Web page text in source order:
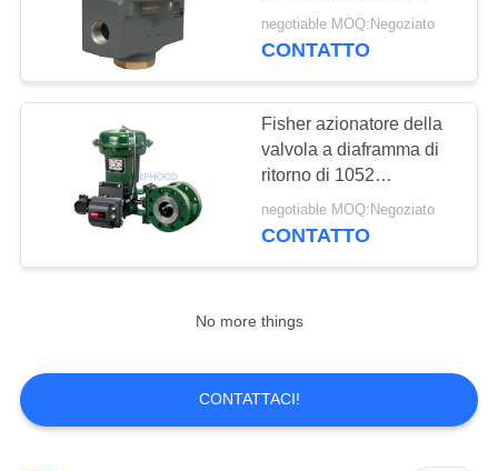
2625NS della valvola a
gas di Fisher 2625
negotiable MOQ:Negoziato
CONTATTO
Fisher azionatore della
valvola a diaframma di
ritorno di 1052
primavere, azionatore
rotatorio del diaframma
negotiable MOQ:Negoziato
CONTATTO
No more things
CONTATTACI!